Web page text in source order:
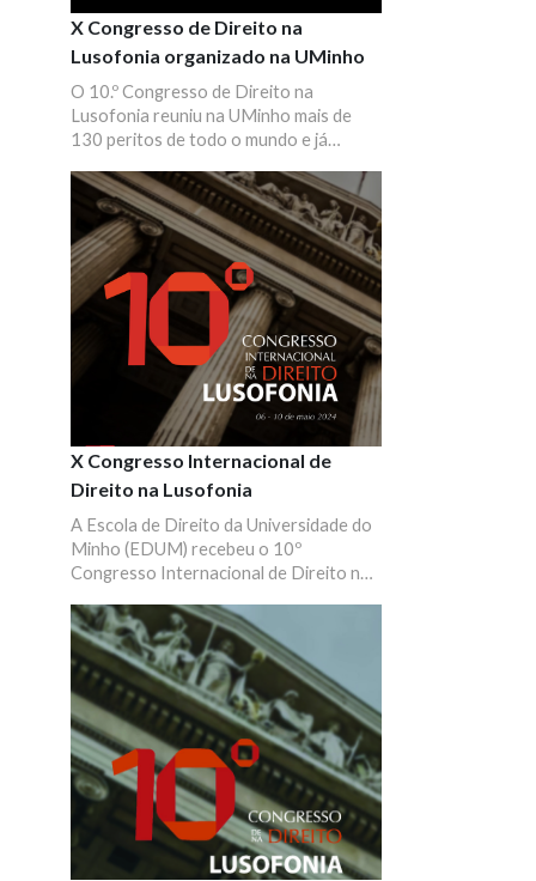
X Congresso de Direito na
Lusofonia organizado na UMinho
O 10.º Congresso de Direito na
Lusofonia reuniu na UMinho mais de
130 peritos de todo o mundo e já
Santo Tomé e Príncipe, Macau, Guiné-
Bissau.
X Congresso Internacional de
Direito na Lusofonia
A Escola de Direito da Universidade do
Minho (EDUM) recebeu o 10º
Congresso Internacional de Direito na
comunicações e dez conferências
plenárias de peritos de todo o mundo.